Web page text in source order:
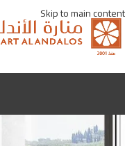
Skip to main content